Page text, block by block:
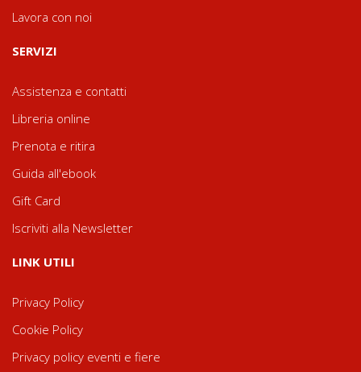
Lavora con noi
SERVIZI
Assistenza e contatti
Libreria online
Prenota e ritira
Guida all'ebook
Gift Card
Iscriviti alla Newsletter
LINK UTILI
Privacy Policy
Cookie Policy
Privacy policy eventi e fiere